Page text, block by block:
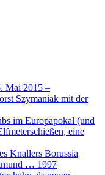
Mai 2015 –
Szymaniak mit der
im Europapokal (und
eine
Knallers Borussia
… 1997